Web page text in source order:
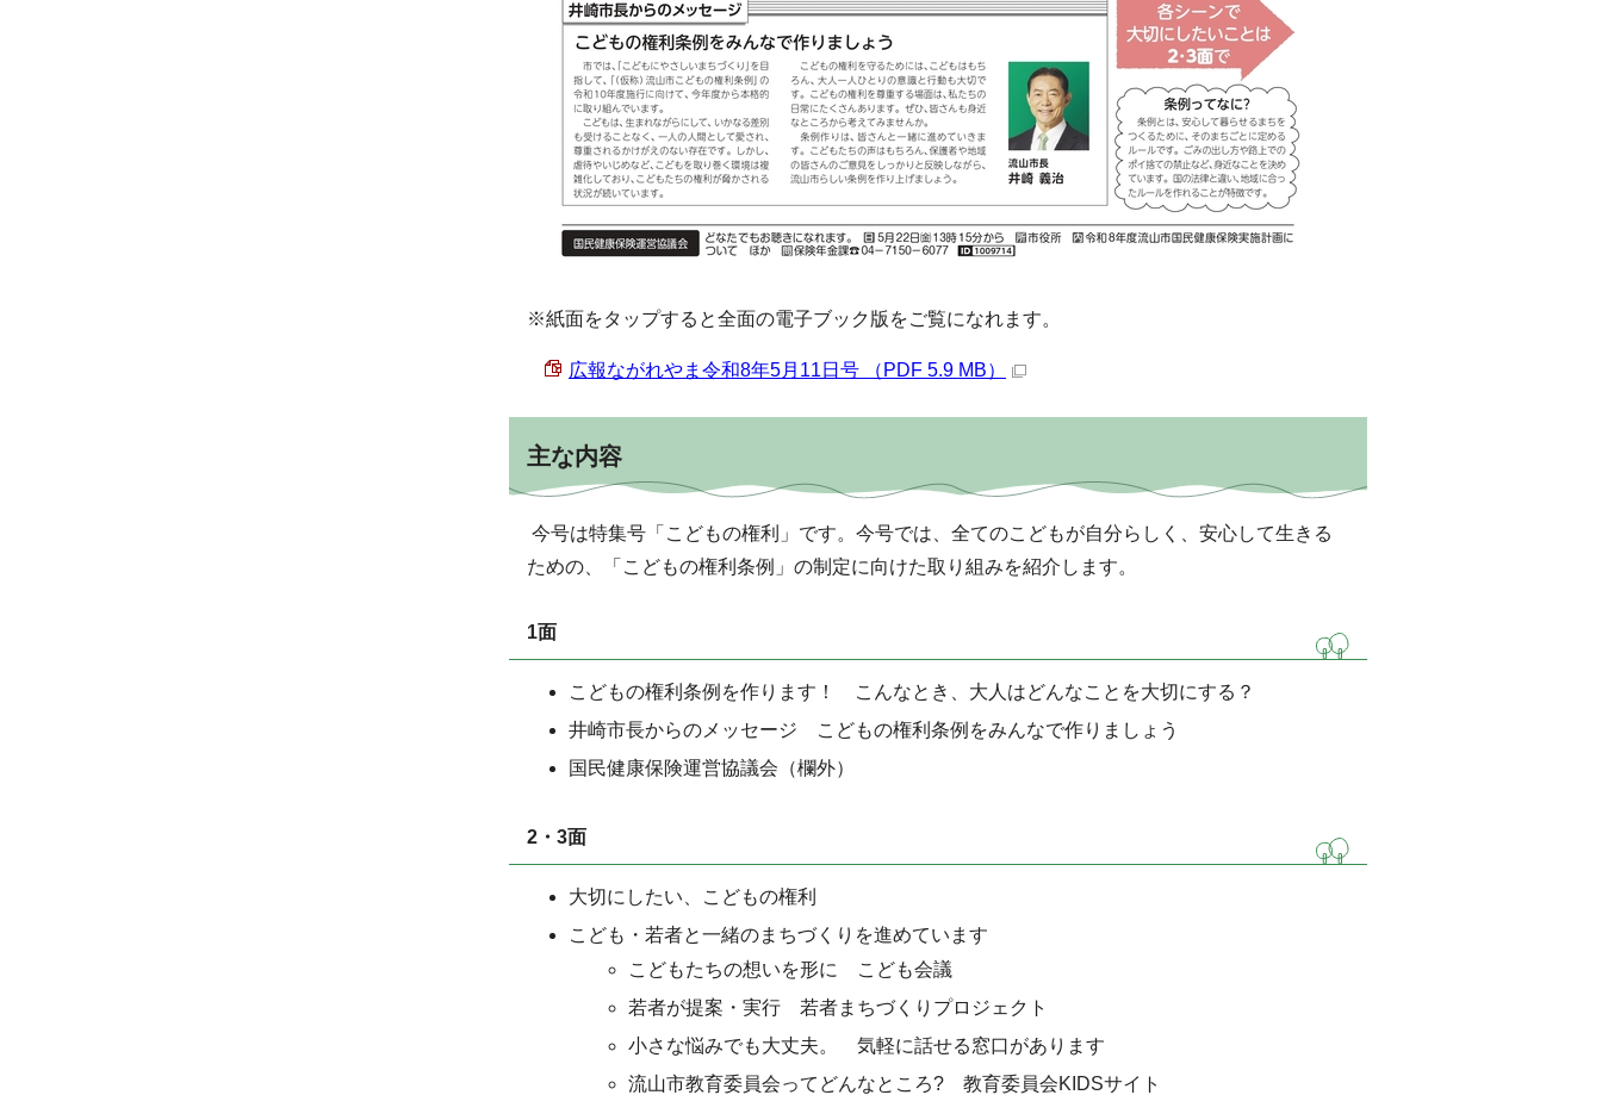
※紙面をタップすると全面の電子ブック版をご覧になれます。
広報ながれやま令和8年5月11日号 （PDF 5.9 MB）
主な内容
今号は特集号「こどもの権利」です。今号では、全てのこどもが自分らしく、安心して生きる
ための、「こどもの権利条例」の制定に向けた取り組みを紹介します。
1面
こどもの権利条例を作ります！ こんなとき、大人はどんなことを大切にする？
井崎市長からのメッセージ こどもの権利条例をみんなで作りましょう
国民健康保険運営協議会（欄外）
2・3面
大切にしたい、こどもの権利
こども・若者と一緒のまちづくりを進めています
こどもたちの想いを形に こども会議
若者が提案・実行 若者まちづくりプロジェクト
小さな悩みでも大丈夫。 気軽に話せる窓口があります
流山市教育委員会ってどんなところ? 教育委員会KIDSサイト